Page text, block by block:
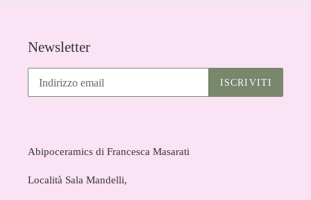
Newsletter
ISCRIVITI
Abipoceramics di Francesca Masarati
Località Sala Mandelli,